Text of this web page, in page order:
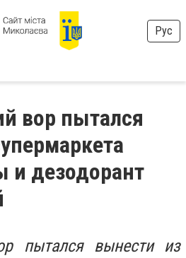
Рус
вор пытался
и дезодорант
пытался вынести из